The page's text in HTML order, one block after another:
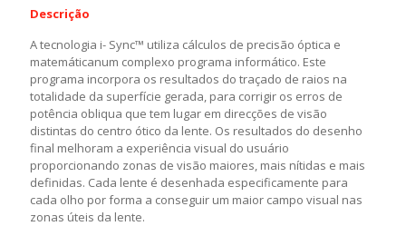
Descrição
A tecnologia i- Sync™ utiliza cálculos de precisão óptica e
matemáticanum complexo programa informático. Este
programa incorpora os resultados do traçado de raios na
totalidade da superfície gerada, para corrigir os erros de
potência obliqua que tem lugar em direcções de visão
distintas do centro ótico da lente. Os resultados do desenho
final melhoram a experiência visual do usuário
proporcionando zonas de visão maiores, mais nítidas e mais
definidas. Cada lente é desenhada especificamente para
cada olho por forma a conseguir um maior campo visual nas
zonas úteis da lente.